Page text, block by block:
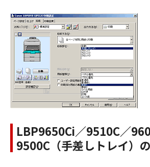
LBP9650Ci／9510C／
9500C（手差しトレイ）